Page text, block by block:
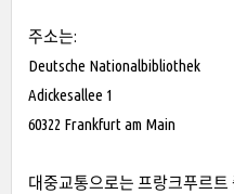
주소는:
Deutsche Nationalbibliothek
Adickesallee 1
60322 Frankfurt am Main
대중교통으로는 프랑크푸르트